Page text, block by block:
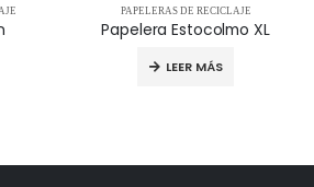
PAPELERAS DE RECICLAJE
Papelera Estocolmo XL
LEER MÁS